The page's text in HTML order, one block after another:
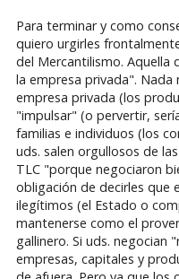
Para terminar y como
quiero urgirles
del Mercantilismo. Aquella
la empresa privada". Nada
empresa privada (los
"impulsar" (o pervertir,
familias e individuos (los
uds. salen orgullosos de
TLC "porque negociaron
obligación de decirles que
ilegítimos (el Estado o
mantenerse como el
gallinero. Si uds. negocian
empresas, capitales y